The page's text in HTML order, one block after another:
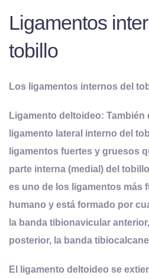
Ligamentos
tobillo
Los ligamentos internos del
Ligamento deltoideo:
ligamento lateral interno del
ligamentos fuertes y gruesos
parte interna (medial) del
es uno de los ligamentos más
humano y está formado por
la banda tibionavicular
posterior, la banda
El ligamento deltoideo se